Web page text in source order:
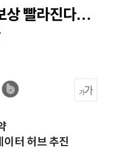
상 빨라진다…
이터 허브 추진